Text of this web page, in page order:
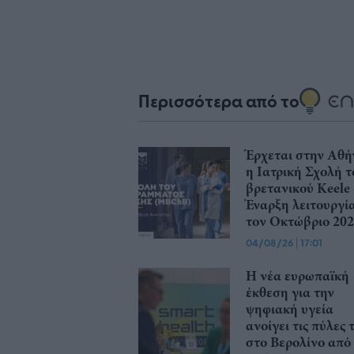
Περισσότερα από το
Έρχεται στην
η Ιατρική Σχολή
βρετανικού Keele
Έναρξη
τον Οκτώβριο
04/08/26 | 17:01
Η νέα ευρωπαϊκή
έκθεση για την
ψηφιακή υγεία
ανοίγει τις πύλες
στο Βερολίνο από